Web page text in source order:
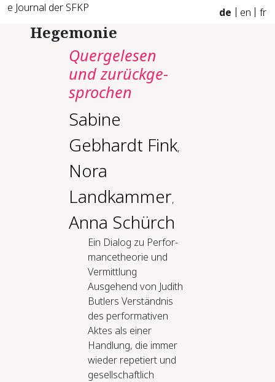
e Journal der SFKP de en fr
Hegemonie
Quer­ge­le­sen
und zu­rück­ge­
spro­chen
Sabine
Gebhardt Fink,
Nora
Landkammer,
Anna Schürch
Ein Dia­log zu Per­for­
mance­theo­rie und
Ver­mitt­lung
Ausgehend von Judith
Butlers Verständnis
des performativen
Aktes als einer
Handlung, die immer
wieder repetiert und
gesellschaftlich